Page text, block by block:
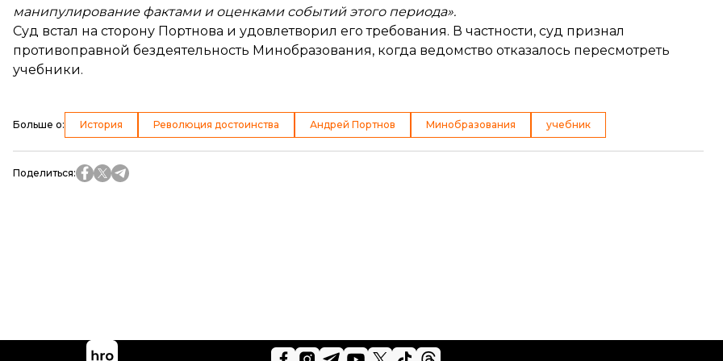
манипулирование фактами и оценками событий этого периода».
Суд встал на сторону Портнова и удовлетворил его требования. В частности, суд признал
противоправной бездеятельность Минобразования, когда ведомство отказалось пересмотреть
учебники.
Больше о: История Революция достоинства Андрей Портнов Минобразования учебник
Поделиться: